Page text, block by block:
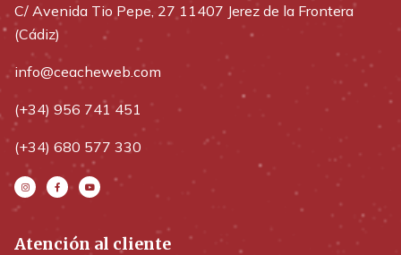
C/ Avenida Tio Pepe, 27 11407 Jerez de la Frontera
(Cádiz)
info@ceacheweb.com
(+34) 956 741 451
(+34) 680 577 330
Atención al cliente